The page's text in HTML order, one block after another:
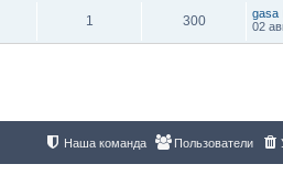
1 300
gasa
02
Пользователи
Наша команда